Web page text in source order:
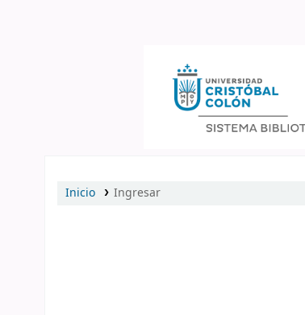
Inicio Ingresar